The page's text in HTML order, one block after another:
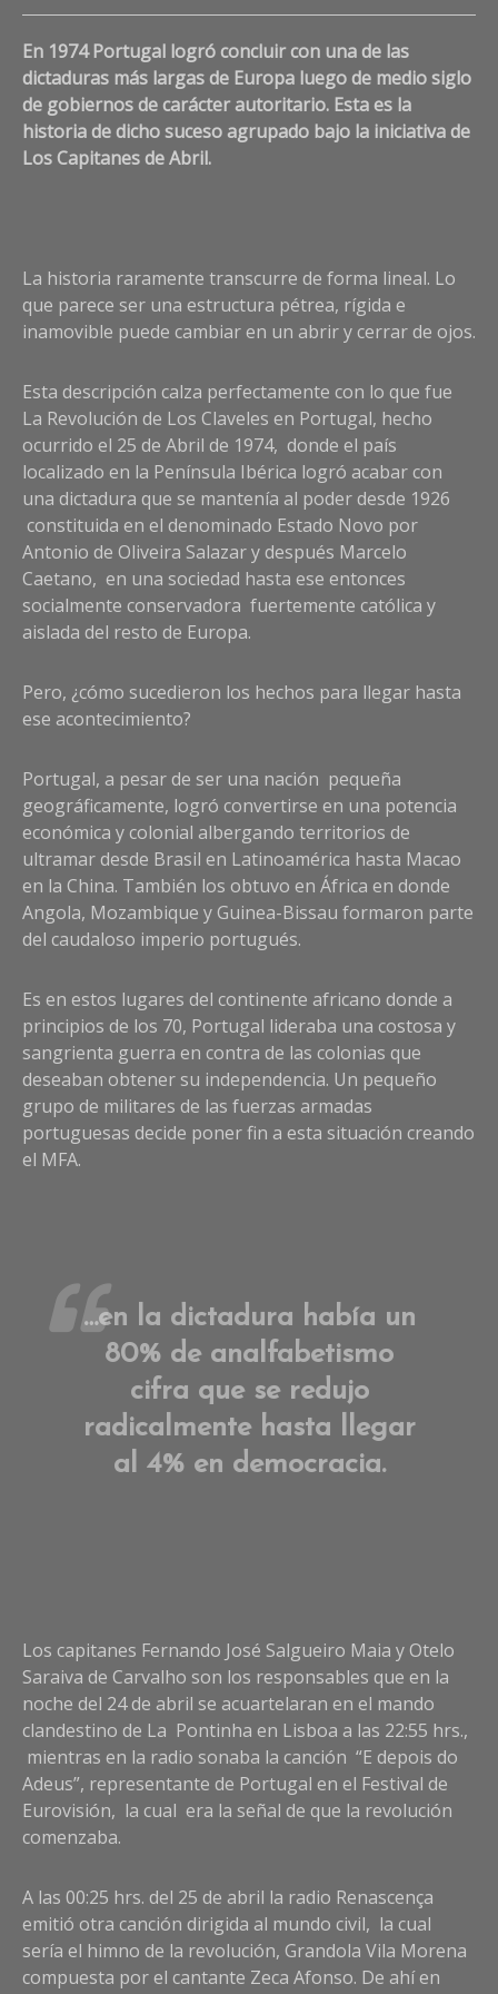
En 1974 Portugal logró concluir con una de las
dictaduras más largas de Europa luego de medio siglo
de gobiernos de carácter autoritario. Esta es la
historia de dicho suceso agrupado bajo la iniciativa de
Los Capitanes de Abril.
La historia raramente transcurre de forma lineal. Lo
que parece ser una estructura pétrea, rígida e
inamovible puede cambiar en un abrir y cerrar de ojos.
Esta descripción calza perfectamente con lo que fue
La Revolución de Los Claveles en Portugal, hecho
ocurrido el 25 de Abril de 1974, donde el país
localizado en la Península Ibérica logró acabar con
una dictadura que se mantenía al poder desde 1926
constituida en el denominado Estado Novo por
Antonio de Oliveira Salazar y después Marcelo
Caetano, en una sociedad hasta ese entonces
socialmente conservadora fuertemente católica y
aislada del resto de Europa.
Pero, ¿cómo sucedieron los hechos para llegar hasta
ese acontecimiento?
Portugal, a pesar de ser una nación pequeña
geográficamente, logró convertirse en una potencia
económica y colonial albergando territorios de
ultramar desde Brasil en Latinoamérica hasta Macao
en la China. También los obtuvo en África en donde
Angola, Mozambique y Guinea-Bissau formaron parte
del caudaloso imperio portugués.
Es en estos lugares del continente africano donde a
principios de los 70, Portugal lideraba una costosa y
sangrienta guerra en contra de las colonias que
deseaban obtener su independencia. Un pequeño
grupo de militares de las fuerzas armadas
portuguesas decide poner fin a esta situación creando
el MFA.
…en la dictadura había un
80% de analfabetismo
cifra que se redujo
radicalmente hasta llegar
al 4% en democracia.
Los capitanes Fernando José Salgueiro Maia y Otelo
Saraiva de Carvalho son los responsables que en la
noche del 24 de abril se acuartelaran en el mando
clandestino de La Pontinha en Lisboa a las 22:55 hrs.,
mientras en la radio sonaba la canción “E depois do
Adeus”, representante de Portugal en el Festival de
Eurovisión, la cual era la señal de que la revolución
comenzaba.
A las 00:25 hrs. del 25 de abril la radio Renascença
emitió otra canción dirigida al mundo civil, la cual
sería el himno de la revolución, Grandola Vila Morena
compuesta por el cantante Zeca Afonso. De ahí en